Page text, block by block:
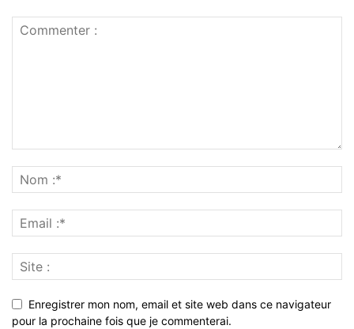
Enregistrer mon nom, email et site web dans ce navigateur
pour la prochaine fois que je commenterai.